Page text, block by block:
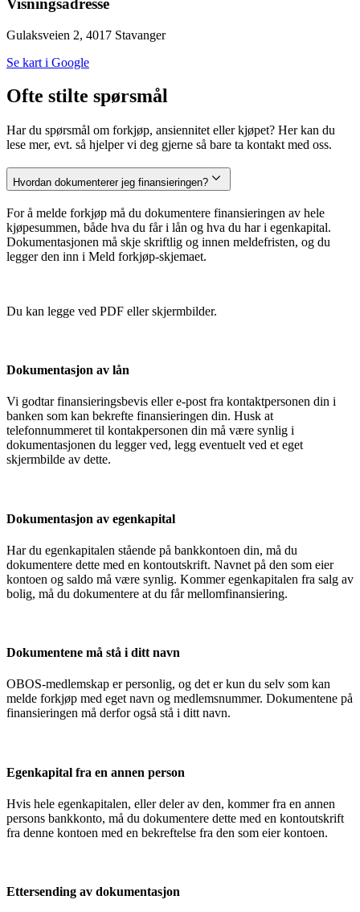
Visningsadresse
Gulaksveien 2, 4017 Stavanger
Se kart i Google
Ofte stilte spørsmål
Har du spørsmål om forkjøp, ansiennitet eller kjøpet? Her kan du
lese mer, evt. så hjelper vi deg gjerne så bare ta kontakt med oss.
Hvordan dokumenterer jeg finansieringen?
For å melde forkjøp må du dokumentere finansieringen av hele
kjøpesummen, både hva du får i lån og hva du har i egenkapital.
Dokumentasjonen må skje skriftlig og innen meldefristen, og du
legger den inn i Meld forkjøp-skjemaet.
Du kan legge ved PDF eller skjermbilder.
Dokumentasjon av lån
Vi godtar finansieringsbevis eller e-post fra kontaktpersonen din i
banken som kan bekrefte finansieringen din. Husk at
telefonnummeret til kontakpersonen din må være synlig i
dokumentasjonen du legger ved, legg eventuelt ved et eget
skjermbilde av dette.
Dokumentasjon av egenkapital
Har du egenkapitalen stående på bankkontoen din, må du
dokumentere dette med en kontoutskrift. Navnet på den som eier
kontoen og saldo må være synlig. Kommer egenkapitalen fra salg av
bolig, må du dokumentere at du får mellomfinansiering.
Dokumentene må stå i ditt navn
OBOS-medlemskap er personlig, og det er kun du selv som kan
melde forkjøp med eget navn og medlemsnummer. Dokumentene på
finansieringen må derfor også stå i ditt navn.
Egenkapital fra en annen person
Hvis hele egenkapitalen, eller deler av den, kommer fra en annen
persons bankkonto, må du dokumentere dette med en kontoutskrift
fra denne kontoen med en bekreftelse fra den som eier kontoen.
Ettersending av dokumentasjon